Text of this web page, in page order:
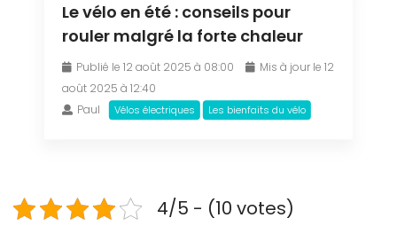
Le vélo en été : conseils pour
rouler malgré la forte chaleur
Publié le 12 août 2025 à 08:00
Mis à jour le 12
août 2025 à 12:40
Paul
Vélos électriques Les bienfaits du vélo
4/5 - (10 votes)